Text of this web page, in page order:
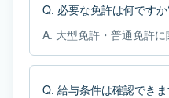
Q. 必要な免許は何です
A. 大型免許・普通免許に
Q. 給与条件は確認でき